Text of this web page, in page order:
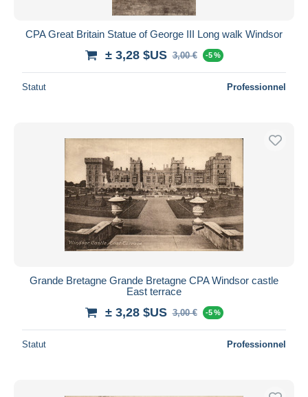
CPA Great Britain Statue of George III Long walk Windsor
± 3,28 $US 3,00 € -5 %
Statut Professionnel
Grande Bretagne Grande Bretagne CPA Windsor castle
East terrace
± 3,28 $US 3,00 € -5 %
Statut Professionnel